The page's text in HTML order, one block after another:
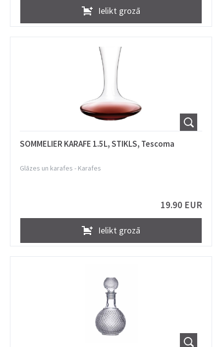
Ielikt grozā
SOMMELIER KARAFE 1.5L, STIKLS, Tescoma
Glāzes un karafes - Karafes
19.90 EUR
Ielikt grozā